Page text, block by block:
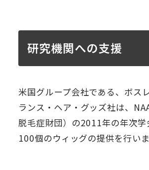
研究機関への支援
米国グループ会社である、ボス
ランス・ヘア・グッズ社は、
脱毛症財団）の2011年の年次学
100個のウィッグの提供を行いま